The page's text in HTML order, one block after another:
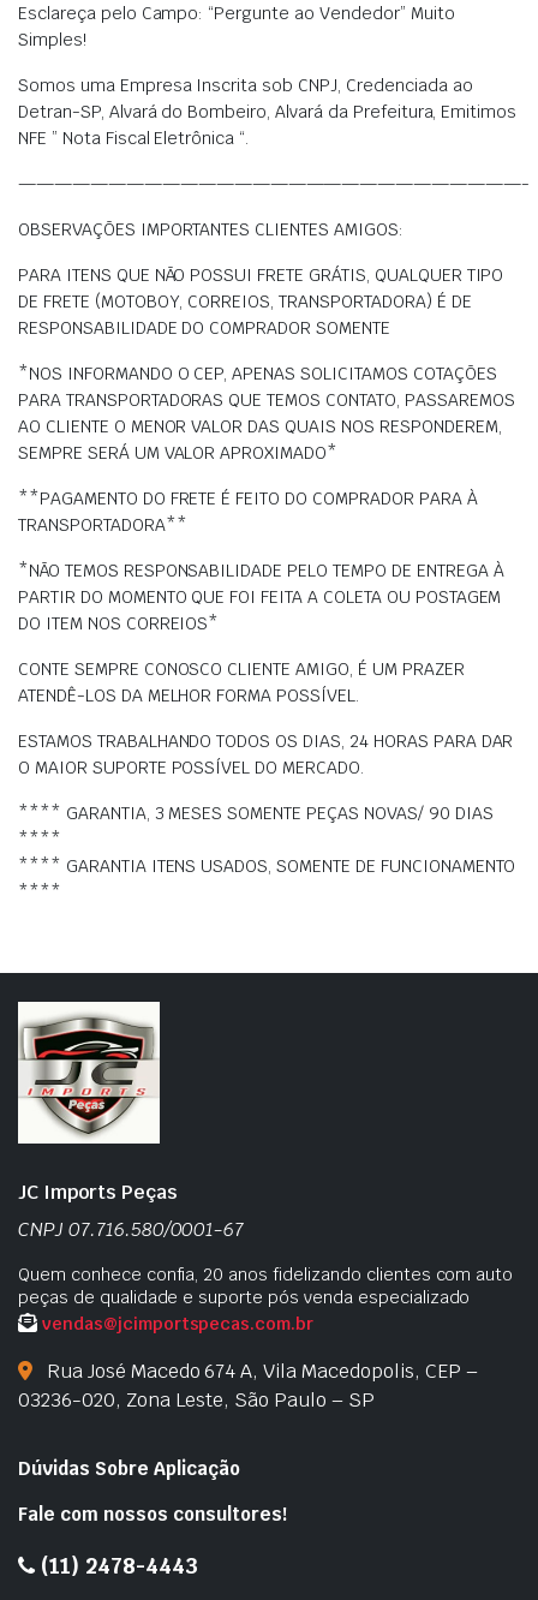
Esclareça pelo Campo: “Pergunte ao Vendedor” Muito
Simples!
Somos uma Empresa Inscrita sob CNPJ, Credenciada ao
Detran-SP, Alvará do Bombeiro, Alvará da Prefeitura, Emitimos
NFE ” Nota Fiscal Eletrônica “.
————————————————————————————-
OBSERVAÇÕES IMPORTANTES CLIENTES AMIGOS:
PARA ITENS QUE NÃO POSSUI FRETE GRÁTIS, QUALQUER TIPO
DE FRETE (MOTOBOY, CORREIOS, TRANSPORTADORA) É DE
RESPONSABILIDADE DO COMPRADOR SOMENTE
*NOS INFORMANDO O CEP, APENAS SOLICITAMOS COTAÇÕES
PARA TRANSPORTADORAS QUE TEMOS CONTATO, PASSAREMOS
AO CLIENTE O MENOR VALOR DAS QUAIS NOS RESPONDEREM,
SEMPRE SERÁ UM VALOR APROXIMADO*
**PAGAMENTO DO FRETE É FEITO DO COMPRADOR PARA À
TRANSPORTADORA**
*NÃO TEMOS RESPONSABILIDADE PELO TEMPO DE ENTREGA À
PARTIR DO MOMENTO QUE FOI FEITA A COLETA OU POSTAGEM
DO ITEM NOS CORREIOS*
CONTE SEMPRE CONOSCO CLIENTE AMIGO, É UM PRAZER
ATENDÊ-LOS DA MELHOR FORMA POSSÍVEL.
ESTAMOS TRABALHANDO TODOS OS DIAS, 24 HORAS PARA DAR
O MAIOR SUPORTE POSSÍVEL DO MERCADO.
**** GARANTIA, 3 MESES SOMENTE PEÇAS NOVAS/ 90 DIAS
****
**** GARANTIA ITENS USADOS, SOMENTE DE FUNCIONAMENTO
****
JC Imports Peças
CNPJ 07.716.580/0001-67
Quem conhece confia, 20 anos fidelizando clientes com auto
peças de qualidade e suporte pós venda especializado
vendas@jcimportspecas.com.br
Rua José Macedo 674 A, Vila Macedopolis, CEP –
03236-020, Zona Leste, São Paulo – SP
Dúvidas Sobre Aplicação
Fale com nossos consultores!
(11) 2478-4443